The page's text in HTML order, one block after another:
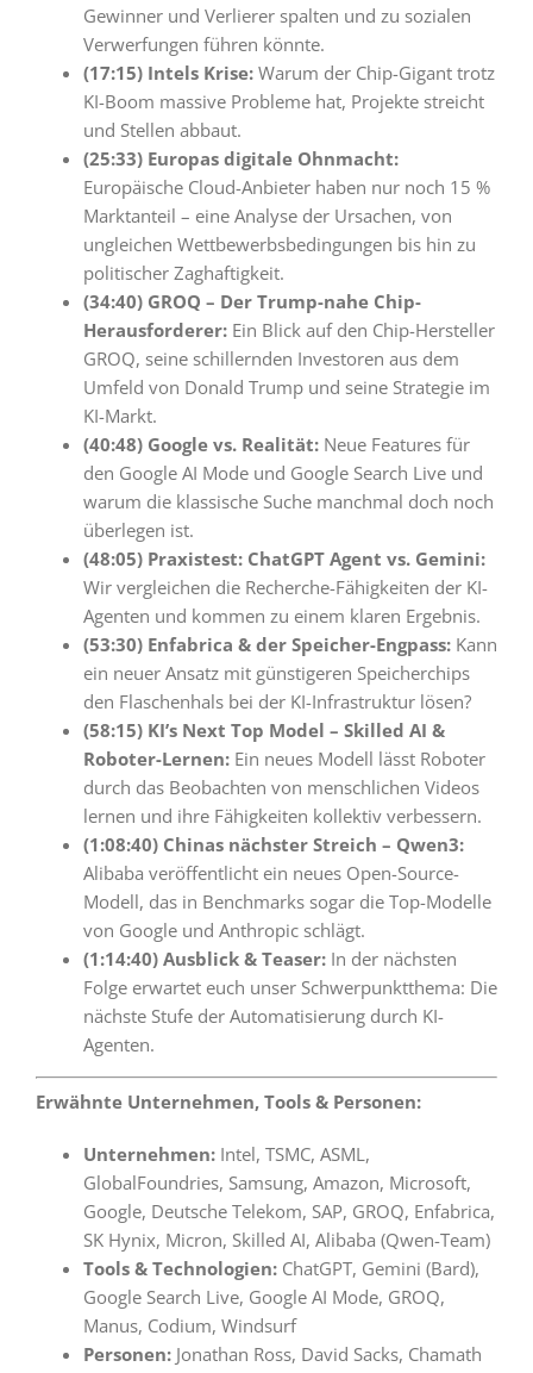
Gewinner und Verlierer spalten und zu sozialen
Verwerfungen führen könnte.
(17:15) Intels Krise:Warum der Chip-Gigant trotz
KI-Boom massive Probleme hat, Projekte streicht
und Stellen abbaut.
(25:33) Europas digitale Ohnmacht:
Europäische Cloud-Anbieter haben nur noch 15 %
Marktanteil – eine Analyse der Ursachen, von
ungleichen Wettbewerbsbedingungen bis hin zu
politischer Zaghaftigkeit.
(34:40) GROQ – Der Trump-nahe Chip-
Herausforderer:Ein Blick auf den Chip-Hersteller
GROQ, seine schillernden Investoren aus dem
Umfeld von Donald Trump und seine Strategie im
KI-Markt.
(40:48) Google vs. Realität:Neue Features für
den Google AI Mode und Google Search Live und
warum die klassische Suche manchmal doch noch
überlegen ist.
(48:05) Praxistest: ChatGPT Agent vs. Gemini:
Wir vergleichen die Recherche-Fähigkeiten der KI-
Agenten und kommen zu einem klaren Ergebnis.
(53:30) Enfabrica & der Speicher-Engpass:Kann
ein neuer Ansatz mit günstigeren Speicherchips
den Flaschenhals bei der KI-Infrastruktur lösen?
(58:15) KI’s Next Top Model – Skilled AI &
Roboter-Lernen:Ein neues Modell lässt Roboter
durch das Beobachten von menschlichen Videos
lernen und ihre Fähigkeiten kollektiv verbessern.
(1:08:40) Chinas nächster Streich – Qwen3:
Alibaba veröffentlicht ein neues Open-Source-
Modell, das in Benchmarks sogar die Top-Modelle
von Google und Anthropic schlägt.
(1:14:40) Ausblick & Teaser:In der nächsten
Folge erwartet euch unser Schwerpunktthema: Die
nächste Stufe der Automatisierung durch KI-
Agenten.
Erwähnte Unternehmen, Tools & Personen:
Unternehmen:Intel, TSMC, ASML,
GlobalFoundries, Samsung, Amazon, Microsoft,
Google, Deutsche Telekom, SAP, GROQ, Enfabrica,
SK Hynix, Micron, Skilled AI, Alibaba (Qwen-Team)
Tools & Technologien:ChatGPT, Gemini (Bard),
Google Search Live, Google AI Mode, GROQ,
Manus, Codium, Windsurf
Personen:Jonathan Ross, David Sacks, Chamath